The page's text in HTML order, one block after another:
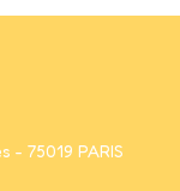
- 75019 PARIS